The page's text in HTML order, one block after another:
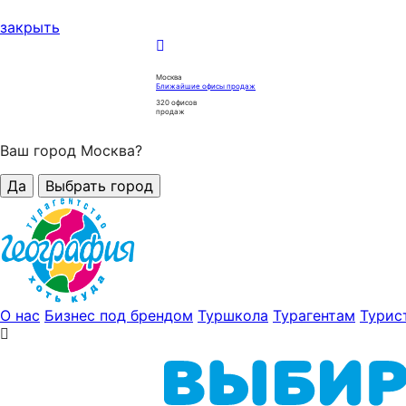
закрыть
Москва
Ближайшие офисы продаж
320 офисов
продаж
Ваш город Москва?
Да
Выбрать город
О нас Бизнес под брендом Туршкола Турагентам